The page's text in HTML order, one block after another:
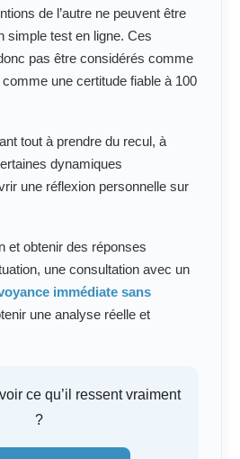
de l’autre ne peuvent être
simple test en ligne. Ces
pas être considérés comme
une certitude fiable à 100
tout à prendre du recul, à
dynamiques
une réflexion personnelle sur
et obtenir des réponses
une consultation avec un
immédiate sans
une analyse réelle et
ce qu’il ressent vraiment
?